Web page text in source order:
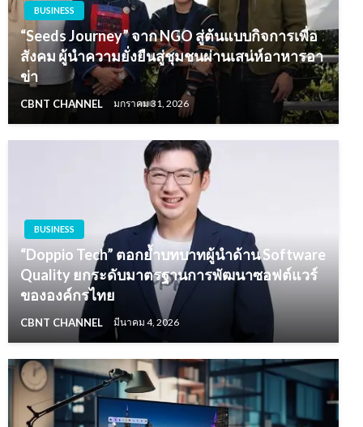
BUSINESS
“Seeds Journey” จาก NGO สู่ต้นแบบกิจการเพื่อ
สังคม ผู้นำความยั่งยืนสู่ชุมชนผ่านเสน่ห์อาหารอา
ข่า
CBNT CHANNEL มกราคม 31, 2026
BUSINESS
“Doppio Tech” ตอกย้ำบทบาทผู้นำด้าน Software
Quality ยกระดับมาตรฐานการพัฒนาซอฟต์แวร์
ขององค์กรไทย
CBNT CHANNEL มีนาคม 4, 2026